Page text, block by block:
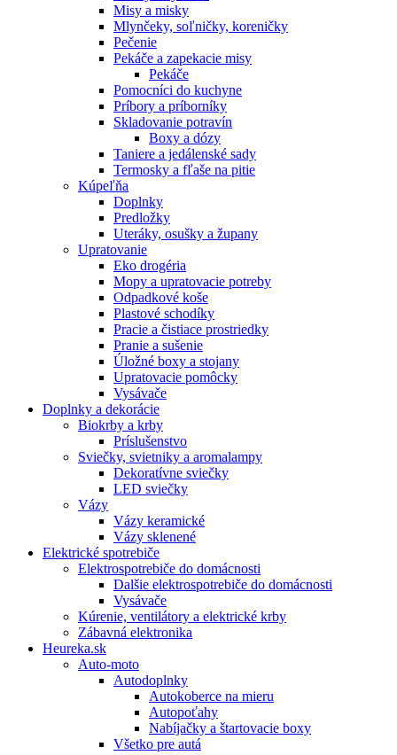
Misy a misky
Mlynčeky, soľničky, koreničky
Pečenie
Pekáče a zapekacie misy
Pekáče
Pomocníci do kuchyne
Príbory a príborníky
Skladovanie potravín
Boxy a dózy
Taniere a jedálenské sady
Termosky a fľaše na pitie
Kúpeľňa
Doplnky
Predložky
Uteráky, osušky a župany
Upratovanie
Eko drogéria
Mopy a upratovacie potreby
Odpadkové koše
Plastové schodíky
Pracie a čistiace prostriedky
Pranie a sušenie
Úložné boxy a stojany
Upratovacie pomôcky
Vysávače
Doplnky a dekorácie
Biokrby a krby
Príslušenstvo
Sviečky, svietniky a aromalampy
Dekoratívne sviečky
LED sviečky
Vázy
Vázy keramické
Vázy sklenené
Elektrické spotrebiče
Elektrospotrebiče do domácnosti
Dalšie elektrospotrebiče do domácnosti
Vysávače
Kúrenie, ventilátory a elektrické krby
Zábavná elektronika
Heureka.sk
Auto-moto
Autodoplnky
Autokoberce na mieru
Autopoťahy
Nabíjačky a štartovacie boxy
Všetko pre autá